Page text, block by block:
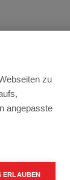
4933383350
zu
angepasste
ERLAUBEN